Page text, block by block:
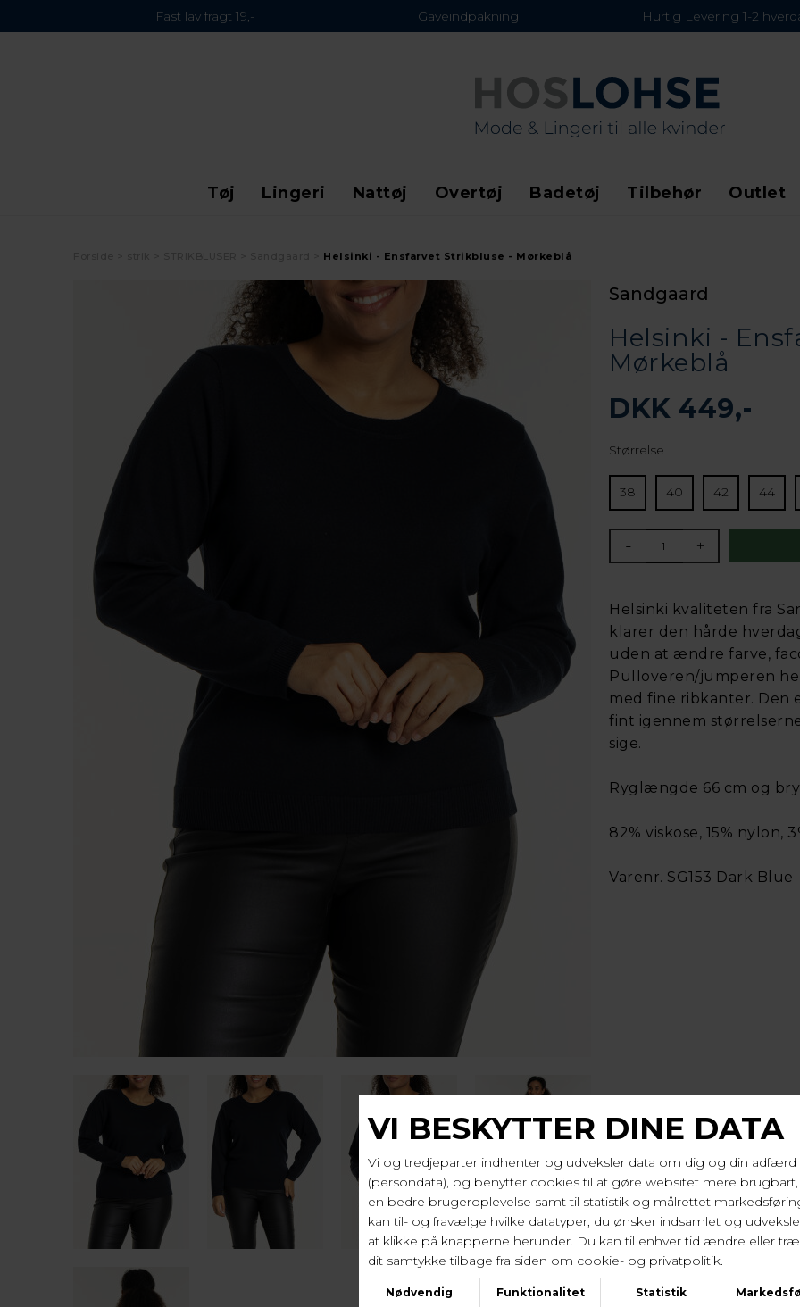
Fast lav fragt 19,- Gaveindpakning Hurtig Levering 1-2
Tøj Lingeri Nattøj Overtøj Badetøj Tilbehør Outlet
Helsinki - Ensfarvet Strikbluse - Mørkeblå
Sandgaard
Helsinki -
Mørkeblå
DKK 449,-
Størrelse
38 40 42 44
- +
Helsinki kvaliteten fra
klarer den hårde
uden at ændre farve,
Pulloveren/jumperen
med fine ribkanter. Den
fint igennem
sige.
Ryglængde 66 cm og
82% viskose, 15% nylon,
Varenr. SG153 Dark Blue